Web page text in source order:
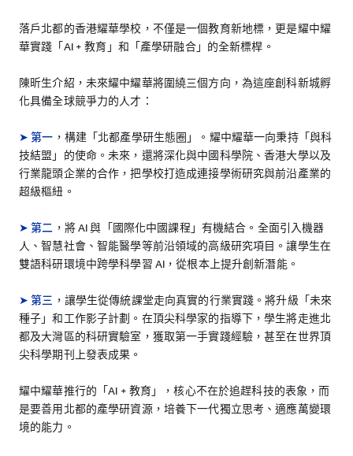
落戶北都的香港耀華學校，不僅是一個教育新地標，更是耀中耀
華實踐「AI + 教育」和「產學研融合」的全新標桿。
陳昕生介紹，未來耀中耀華將圍繞三個方向，為這座創科新城孵
化具備全球競爭力的人才：
➤ 第一 ，構建「北都產學研生態圈」。耀中耀華一向秉持「與科
技結盟」的使命。未來，還將深化與中國科學院、香港大學以及
行業龍頭企業的合作，把學校打造成連接學術研究與前沿產業的
超級樞紐。
➤ 第二 ，將 AI 與「國際化中國課程」有機結合。全面引入機器
人、智慧社會、智能醫學等前沿領域的高級研究項目。讓學生在
雙語科研環境中跨學科學習 AI，從根本上提升創新潛能。
➤ 第三 ，讓學生從傳統課堂走向真實的行業實踐。將升級「未來
種子」和工作影子計劃。在頂尖科學家的指導下，學生將走進北
都及大灣區的科研實驗室，獲取第一手實踐經驗，甚至在世界頂
尖科學期刊上發表成果。
耀中耀華推行的「AI + 教育」，核心不在於追趕科技的表象，而
是要善用北都的產學研資源，培養下一代獨立思考、適應萬變環
境的能力。